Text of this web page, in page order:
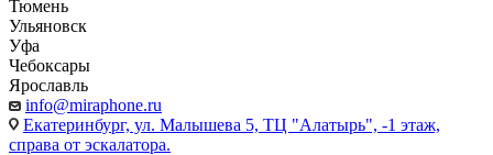
Тюмень
Ульяновск
Уфа
Чебоксары
Ярославль
info@miraphone.ru
Екатеринбург, ул. Малышева 5, ТЦ "Алатырь", -1 этаж,
справа от эскалатора.